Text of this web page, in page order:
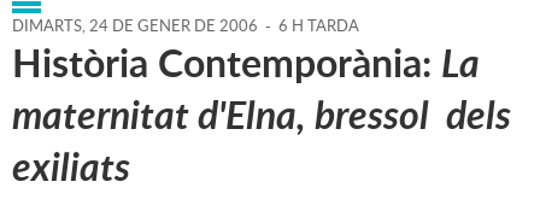
DIMARTS,24 DE GENER DE 2006 - 6 H TARDA
Història Contemporània: La
maternitat d'Elna, bressol dels
exiliats